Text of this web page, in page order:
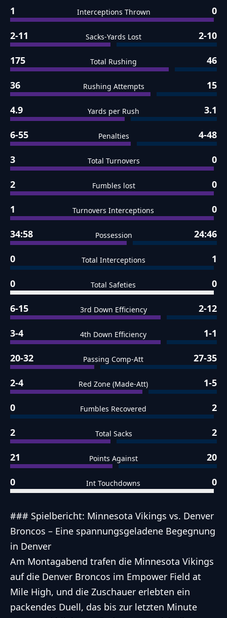
1 Interceptions Thrown 0
2-11 Sacks-Yards Lost 2-10
175 Total Rushing 46
36 Rushing Attempts 15
4.9 Yards per Rush 3.1
6-55 Penalties 4-48
3 Total Turnovers 0
2 Fumbles lost 0
1 Turnovers Interceptions 0
34:58 Possession 24:46
0 Total Interceptions 1
0 Total Safeties 0
6-15 3rd Down Efficiency 2-12
3-4 4th Down Efficiency 1-1
20-32 Passing Comp-Att 27-35
2-4 Red Zone (Made-Att) 1-5
0 Fumbles Recovered 2
2 Total Sacks 2
21 Points Against 20
0 Int Touchdowns 0
### Spielbericht: Minnesota Vikings vs. Denver
Broncos – Eine spannungsgeladene Begegnung
in Denver
Am Montagabend trafen die Minnesota Vikings
auf die Denver Broncos im Empower Field at
Mile High, und die Zuschauer erlebten ein
packendes Duell, das bis zur letzten Minute